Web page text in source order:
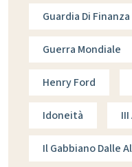
Guardia Di Finanza
Guerra Mondiale
Henry Ford
Idoneità III
Il Gabbiano Dalle